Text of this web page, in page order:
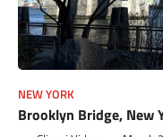
NEW YORK
Brooklyn Bridge, New